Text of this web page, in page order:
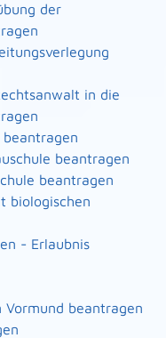
der
in die
beantragen
beantragen
beantragen
biologischen
- Erlaubnis
beantragen